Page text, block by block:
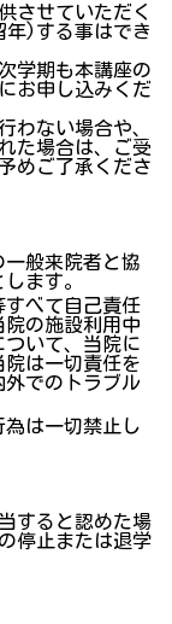
させていただく
年)する事はでき
学期も本講座の
お申し込みくだ
わない場合や、
た場合は、ご受
めご了承くださ
般来院者と協
ます。
すべて自己責任
の施設利用中
いて、当院に
は一切責任を
外でのトラブル
は一切禁止し
すると認めた場
停止または退学